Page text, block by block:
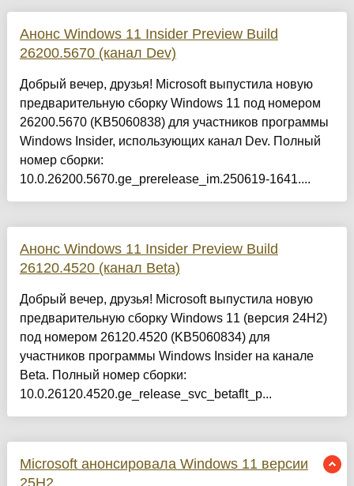
Анонс Windows 11 Insider Preview Build
26200.5670 (канал Dev)
Добрый вечер, друзья! Microsoft выпустила новую
предварительную сборку Windows 11 под номером
26200.5670 (KB5060838) для участников программы
Windows Insider, использующих канал Dev. Полный
номер сборки:
10.0.26200.5670.ge_prerelease_im.250619-1641....
Анонс Windows 11 Insider Preview Build
26120.4520 (канал Beta)
Добрый вечер, друзья! Microsoft выпустила новую
предварительную сборку Windows 11 (версия 24H2)
под номером 26120.4520 (KB5060834) для
участников программы Windows Insider на канале
Beta. Полный номер сборки:
10.0.26120.4520.ge_release_svc_betaflt_p...
Microsoft анонсировала Windows 11 версии